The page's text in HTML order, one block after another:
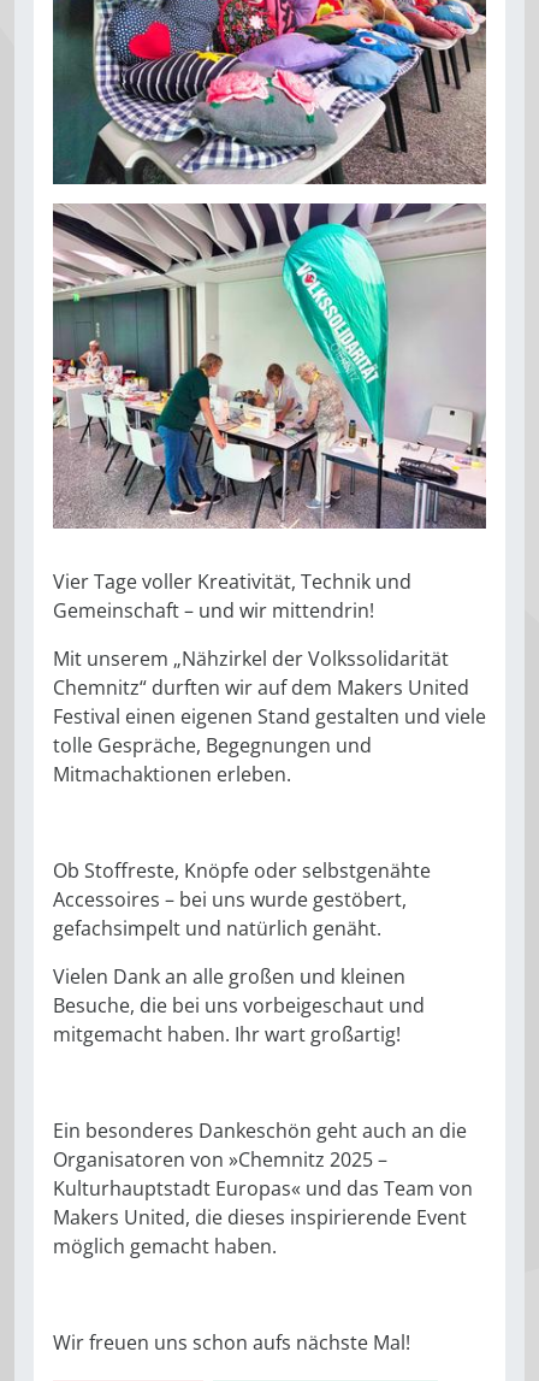
Vier Tage voller Kreativität, Technik und
Gemeinschaft – und wir mittendrin!
Mit unserem „Nähzirkel der Volkssolidarität
Chemnitz“ durften wir auf dem Makers United
Festival einen eigenen Stand gestalten und viele
tolle Gespräche, Begegnungen und
Mitmachaktionen erleben.
Ob Stoffreste, Knöpfe oder selbstgenähte
Accessoires – bei uns wurde gestöbert,
gefachsimpelt und natürlich genäht.
Vielen Dank an alle großen und kleinen
Besuche, die bei uns vorbeigeschaut und
mitgemacht haben. Ihr wart großartig!
Ein besonderes Dankeschön geht auch an die
Organisatoren von »Chemnitz 2025 –
Kulturhauptstadt Europas« und das Team von
Makers United, die dieses inspirierende Event
möglich gemacht haben.
Wir freuen uns schon aufs nächste Mal!